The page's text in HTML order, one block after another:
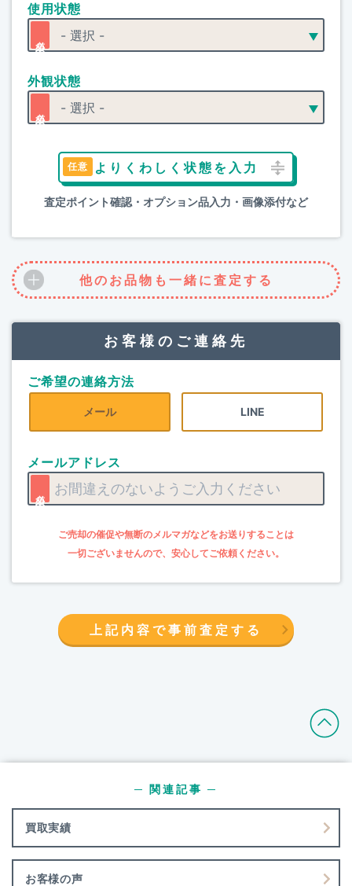
使用状態
外観状態
よりくわしく状態を入力
査定ポイント確認・オプション品入力・画像添付など
他のお品物も一緒に査定する
お客様のご連絡先
ご希望の連絡方法
メール LINE
メールアドレス
上記内容で事前査定する
買取実績
─ 関連記事 ─
お客様の声